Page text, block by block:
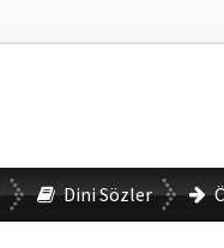
Dini Sözler